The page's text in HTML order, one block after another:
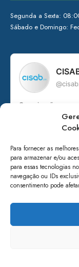
Para fornecer as
para armazenar e/ou
para essas tecnologias
navegação ou IDs
consentimento pode
Segunda a Sexta:
Sábado e Domingo:
Organização
Consórcio
Básico da Zona
Acesse nossos
linktr.ee/
© 2026